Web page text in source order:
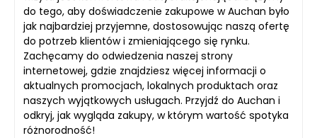
do tego, aby doświadczenie zakupowe w Auchan było
jak najbardziej przyjemne, dostosowując naszą ofertę
do potrzeb klientów i zmieniającego się rynku.
Zachęcamy do odwiedzenia naszej strony
internetowej, gdzie znajdziesz więcej informacji o
aktualnych promocjach, lokalnych produktach oraz
naszych wyjątkowych usługach. Przyjdź do Auchan i
odkryj, jak wygląda zakupy, w którym wartość spotyka
różnorodność!